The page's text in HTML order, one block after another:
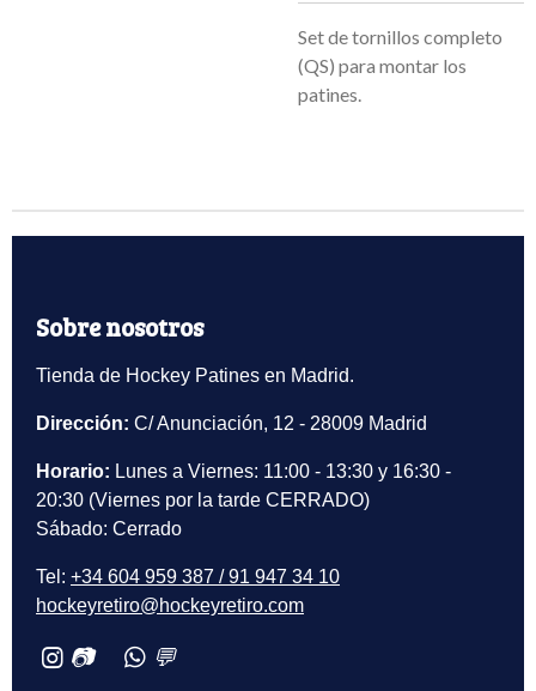
Set de tornillos completo
(QS) para montar los
patines.
Sobre nosotros
Tienda de Hockey Patines en Madrid.
Dirección: C/ Anunciación, 12 - 28009 Madrid
Horario: Lunes a Viernes: 11:00 - 13:30 y 16:30 -
20:30 (Viernes por la tarde CERRADO)
Sábado: Cerrado
Tel: +34 604 959 387 / 91 947 34 10
hockeyretiro@hockeyretiro.com
📷 💬